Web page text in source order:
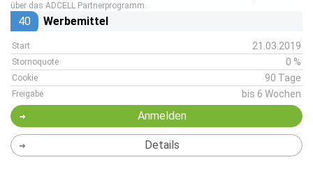
über das ADCELL Partnerprogramm.
40 Werbemittel
Start 21.03.2019
Stornoquote 0 %
Cookie 90 Tage
Freigabe bis 6 Wochen
Anmelden
Details